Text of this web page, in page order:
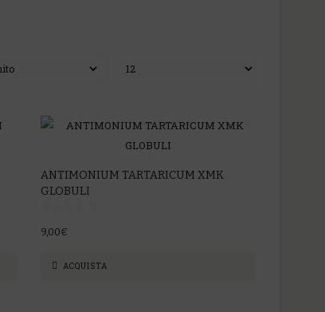
ANTIMONIUM TARTARICUM XMK
GLOBULI
9,00€
ACQUISTA